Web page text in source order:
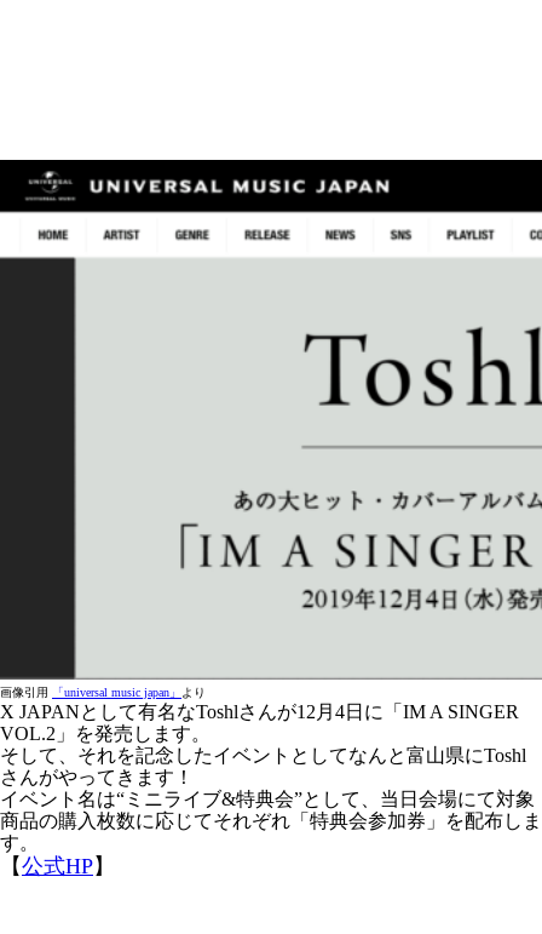
画像引用 「universal music japan」 より
X JAPANとして有名なToshlさんが12月4日に「IM A SINGER
VOL.2」を発売します。
そして、それを記念したイベントとしてなんと富山県にToshl
さんがやってきます！
イベント名は“ミニライブ&特典会”として、当日会場にて対象
商品の購入枚数に応じてそれぞれ「特典会参加券」を配布しま
す。
【公式HP】